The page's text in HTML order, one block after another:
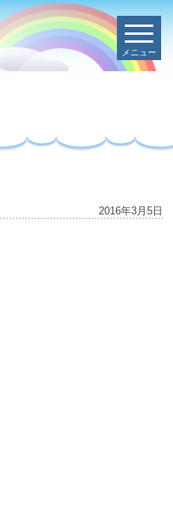
メニュー
2016年3月5日